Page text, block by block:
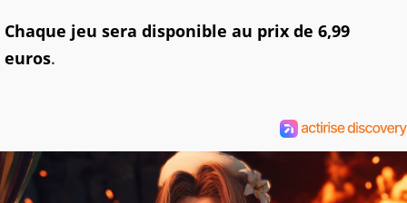
Chaque jeu sera disponible au prix de 6,99
euros.